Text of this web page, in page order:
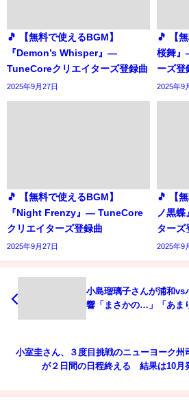
🎵 【無料で使えるBGM】
『Demon’s Whisper』―
TuneCoreクリエイターズ登録曲
2025年9月27日
🎵 【
桜舞』
ーズ登
2025年9
🎵 【無料で使えるBGM】
『Night Frenzy』― TuneCore
クリエイターズ登録曲
2025年9月27日
🎵 【
ノ黒
ターズ
2025年9
小島瑠璃子さんが浦和vs
響「まさかの…」「あま
小室圭さん、３度目挑戦のニューヨーク州
が２日間の日程終える 結果は10月